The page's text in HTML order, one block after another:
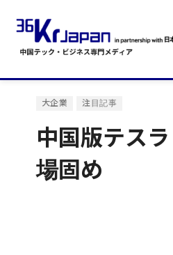
大企業 注目記事
中国版テス
場固め